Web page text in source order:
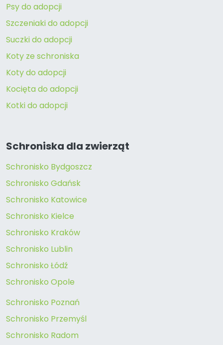
Psy do adopcji
Szczeniaki do adopcji
Suczki do adopcji
Koty ze schroniska
Koty do adopcji
Kocięta do adopcji
Kotki do adopcji
Schroniska dla zwierząt
Schronisko Bydgoszcz
Schronisko Gdańsk
Schronisko Katowice
Schronisko Kielce
Schronisko Kraków
Schronisko Lublin
Schronisko Łódź
Schronisko Opole
Schronisko Poznań
Schronisko Przemyśl
Schronisko Radom